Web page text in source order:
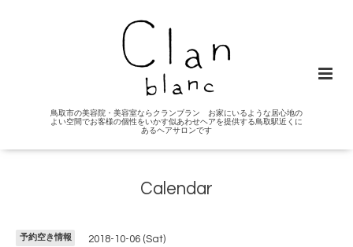
鳥取市の美容院・美容室ならクランブラン お家にいるような居心地の
よい空間でお客様の個性をいかす似あわせヘアを提供する鳥取駅近くに
あるヘアサロンです
Calendar
予約空き情報 2018-10-06 (Sat)